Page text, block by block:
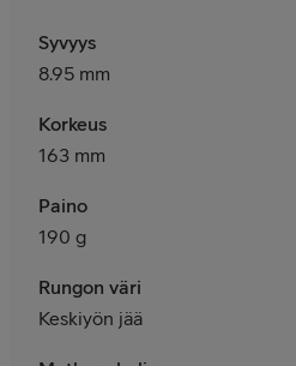
Syvyys
8.95 mm
Korkeus
163 mm
Paino
190 g
Rungon väri
Keskiyön jää